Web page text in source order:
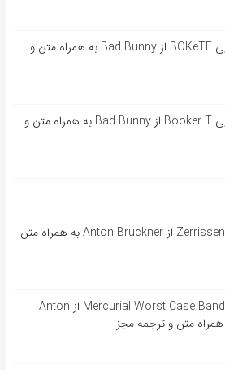
آهنگ اسپانیایی BOKeTE از Bad Bunny به همراه متن و
آهنگ اسپانیایی Booker T از Bad Bunny به همراه متن و
آهنگ آلمانی Zerrissen از Anton Bruckner به همراه متن
آهنگ آلمانی Mercurial Worst Case Band از Anton